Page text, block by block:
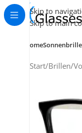
Skip to
Skip to main
Home
Start/Brillen/